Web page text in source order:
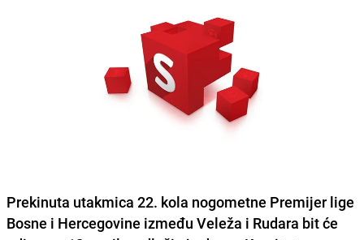
Prekinuta utakmica 22. kola nogometne Premijer lige
Bosne i Hercegovine između Veleža i Rudara bit će